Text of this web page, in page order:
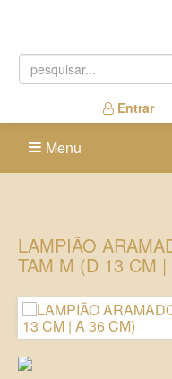
Entrar
Menu
LAMPIÃO
TAM M (D 13 CM